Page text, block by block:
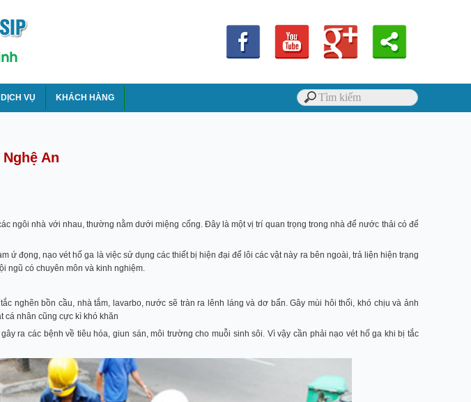
DỊCH VỤ KHÁCH HÀNG
An
ngôi nhà với nhau, thường nằm dưới miệng cống. Đây là một vị trí quan trọng trong nhà để nước thải có để
ứ đọng, nạo vét hố ga là việc sử dụng các thiết bị hiện đại để lôi các vật này ra bên ngoài, trả liện hiện trạng
ngũ có chuyên môn và kinh nghiệm.
nghẽn bồn cầu, nhà tắm, lavarbo, nước sẽ tràn ra lênh láng và dơ bẩn. Gây mùi hôi thối, khó chịu và ảnh
cá nhân cũng cực kì khó khăn
ra các bệnh về tiêu hóa, giun sán, môi trường cho muỗi sinh sôi. Vì vậy cần phải nạo vét hố ga khi bị tắc